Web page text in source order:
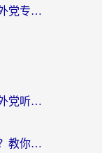
国外玩荒野乱斗总卡顿？这份海外党专属的国服游戏加速攻略请收好
酷狗权限受限无法删除歌曲？海外党听国内音乐的终极解决方案来了
海外看国内电视剧的网站总受限？教你选对回国加速器，轻松追热剧